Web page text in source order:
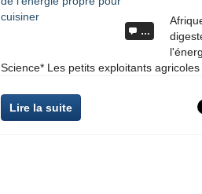
…
Science* Les petits exploitants agricoles
Lire la suite